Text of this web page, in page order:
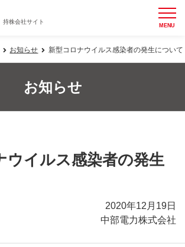
持株会社サイト MENU
お知らせ 新型コロナウイルス感染者の発生について
お知らせ
ウイルス感染者の発生
2020年12月19日
中部電力株式会社